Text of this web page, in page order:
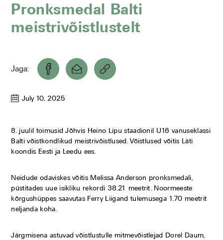
Pronksmedal Balti
meistrivõistlustelt
Jaga:
July 10, 2025
8. juulil toimusid Jõhvis Heino Lipu staadionil U16 vanuseklassi
Balti võistkondlikud meistrivõistlused. Võistlused võitis Läti
koondis Eesti ja Leedu ees.
Neidude odaviskes võitis Melissa Anderson pronksmedali,
püstitades uue isikliku rekordi 38.21 meetrit. Noormeeste
kõrgushüppes saavutas Ferry Liigand tulemusega 1.70 meetrit
neljanda koha.
Järgmisena astuvad võistlustulle mitmevõistlejad Dorel Daum,